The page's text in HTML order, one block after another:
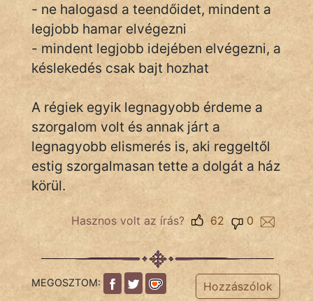
IRODALOM
SZÓLÁS
És
KÖZMONDÁS
PSZICHO
- ne halogasd a teendőidet, mindent a
legjobb hamar elvégezni
- mindent legjobb idejében elvégezni, a
késlekedés csak bajt hozhat
A régiek egyik legnagyobb érdeme a
szorgalom volt és annak járt a
legnagyobb elismerés is, aki reggeltől
estig szorgalmasan tette a dolgát a ház
körül.
Hasznos volt az írás? 0
62
MEGOSZTOM: Hozzászólok